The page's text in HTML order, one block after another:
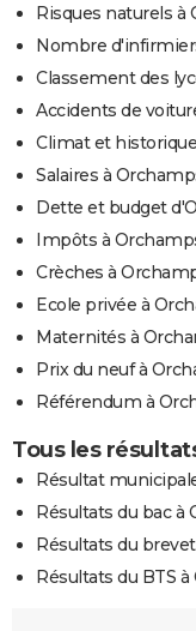
Risques naturels à
Nombre
Classement des
Accidents de
Climat et
Salaires à
Dette et budget
Impôts à
Crèches à
Ecole privée à
Maternités à
Prix du neuf à
Référendum à
Tous les
Résultat
Résultats du bac à
Résultats du
Résultats du BTS